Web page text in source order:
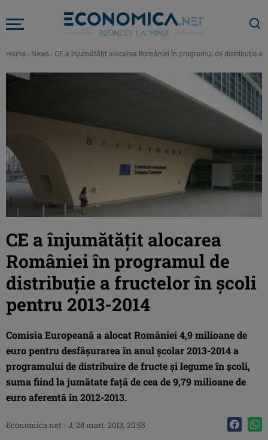
Home - News - CE a înjumătăţit alocarea României în programul de distribuţie a
CE a înjumătăţit alocarea
României în programul de
distribuţie a fructelor în şcoli
pentru 2013-2014
Comisia Europeană a alocat României 4,9 milioane de
euro pentru desfăşurarea în anul şcolar 2013-2014 a
programului de distribuire de fructe şi legume în şcoli,
suma fiind la jumătate faţă de cea de 9,79 milioane de
euro aferentă în 2012-2013.
Economica.net - J, 28 mart. 2013, 20:55